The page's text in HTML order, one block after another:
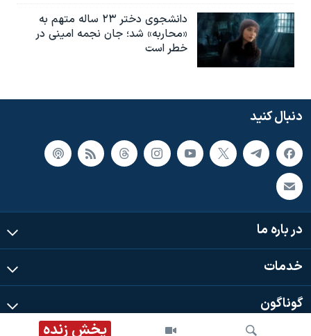
پخش زنده
دانشجوی دختر ۲۳ ساله متهم به
«محاربه» شد؛ جان نجمه امینی در
خطر است
دنبال کنید
در باره ما
خدمات
گوناگون